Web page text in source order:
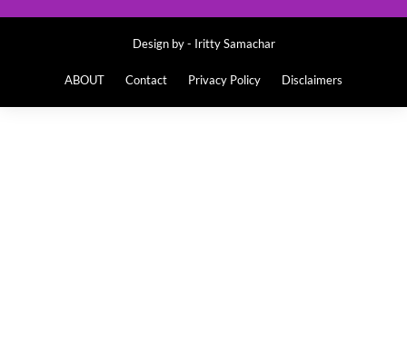
Design by - Iritty Samachar
ABOUT Contact Privacy Policy Disclaimers